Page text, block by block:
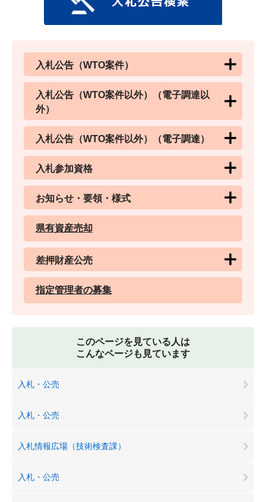
入札公告（WTO案件）
入札公告（WTO案件以外）（電子調達以
外）
入札公告（WTO案件以外）（電子調達）
入札参加資格
お知らせ・要領・様式
県有資産売却
差押財産公売
指定管理者の募集
このページを見ている人は
こんなページも見ています
入札・公売
入札・公売
入札情報広場（技術検査課）
入札・公売